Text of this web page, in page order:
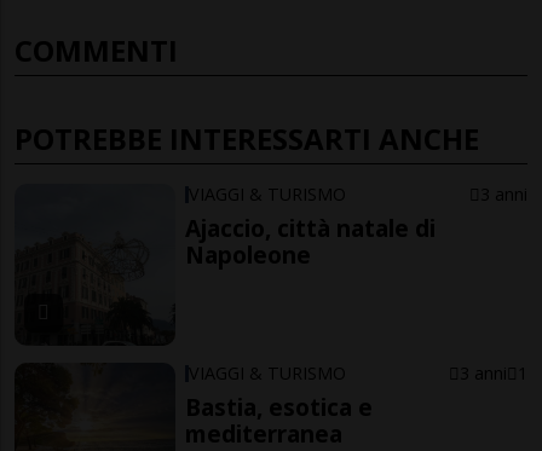
COMMENTI
POTREBBE INTERESSARTI ANCHE
VIAGGI & TURISMO 3 anni
Ajaccio, città natale di
Napoleone
VIAGGI & TURISMO 3 anni 1
Bastia, esotica e
mediterranea